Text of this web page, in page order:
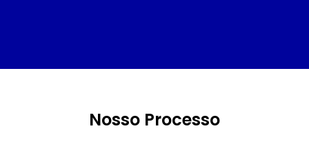
Nosso Processo